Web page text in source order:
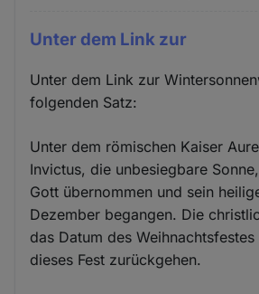
Unter dem Link zur
Unter dem Link zur
folgenden Satz:
Unter dem römischen Kaiser
Invictus, die unbesiegbare
Gott übernommen und sein
Dezember begangen. Die
das Datum des
dieses Fest zurückgehen.